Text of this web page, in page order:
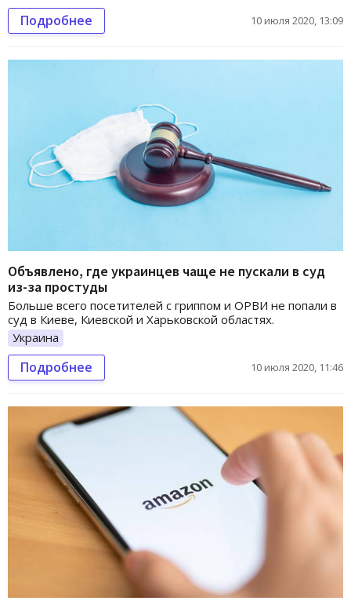
Подробнее 10 июля 2020, 13:09
Объявлено, где украинцев чаще не пускали в суд
из-за простуды
Больше всего посетителей с гриппом и ОРВИ не попали в
суд в Киеве, Киевской и Харьковской областях.
Украина
Подробнее 10 июля 2020, 11:46